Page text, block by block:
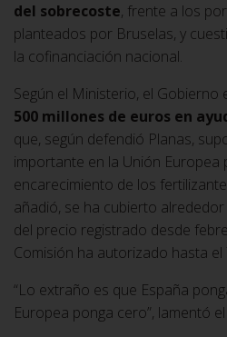
del sobrecoste, frente a los
planteados por Bruselas, y
la cofinanciación nacional.
Según el Ministerio, el Gobierno
500 millones de euros en
que, según defendió Planas,
importante en la Unión Europea
encarecimiento de los
añadió, se ha cubierto
del precio registrado desde
Comisión ha autorizado hasta el
“Lo extraño es que España
Europea ponga cero”, lamentó